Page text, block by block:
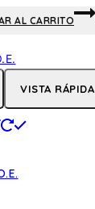
AL CARRITO
VISTA RÁPIDA